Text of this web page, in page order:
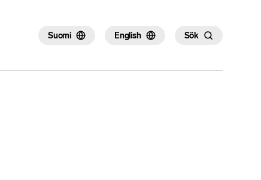
Suomi English Sök